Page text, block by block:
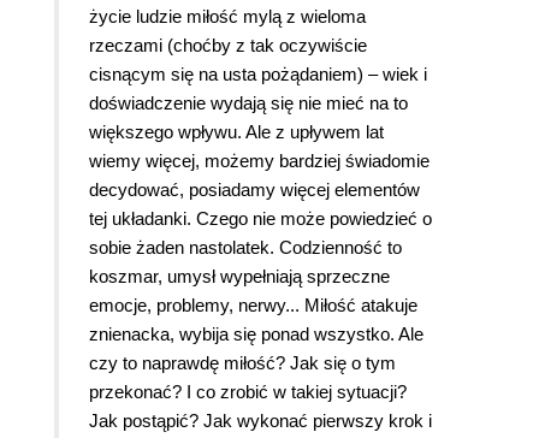
życie ludzie miłość mylą z wieloma
rzeczami (choćby z tak oczywiście
cisnącym się na usta pożądaniem) – wiek i
doświadczenie wydają się nie mieć na to
większego wpływu. Ale z upływem lat
wiemy więcej, możemy bardziej świadomie
decydować, posiadamy więcej elementów
tej układanki. Czego nie może powiedzieć o
sobie żaden nastolatek. Codzienność to
koszmar, umysł wypełniają sprzeczne
emocje, problemy, nerwy... Miłość atakuje
znienacka, wybija się ponad wszystko. Ale
czy to naprawdę miłość? Jak się o tym
przekonać? I co zrobić w takiej sytuacji?
Jak postąpić? Jak wykonać pierwszy krok i